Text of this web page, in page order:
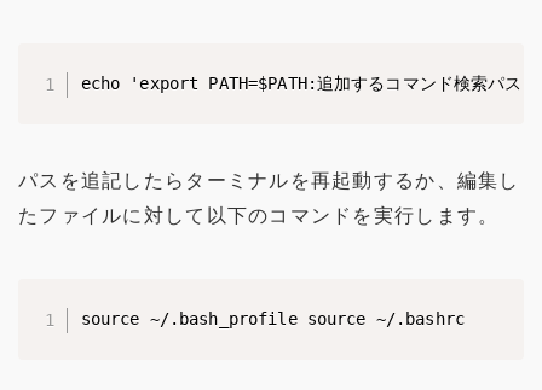
echo 'export PATH=$PATH:追加するコマンド検索
パスを追記したらターミナルを再起動するか、編集し
たファイルに対して以下のコマンドを実行します。
source ~/.bash_profile source ~/.bashrc